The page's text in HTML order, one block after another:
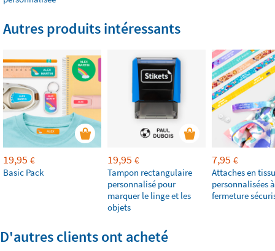
Autres produits intéressants
19,95 €
Basic Pack
19,95 €
Tampon rectangulaire
personnalisé pour
marquer le linge et les
objets
7,95 €
Attaches en tissu
personnalisées à
fermeture
D'autres clients ont acheté